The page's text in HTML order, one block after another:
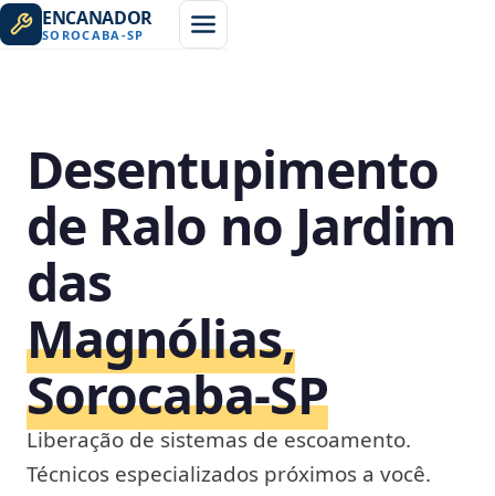
ENCANADOR
SOROCABA -SP
Desentupimento
de Ralo no Jardim
das
Magnólias,
Sorocaba‑SP
Liberação de sistemas de escoamento.
Técnicos especializados próximos a você.